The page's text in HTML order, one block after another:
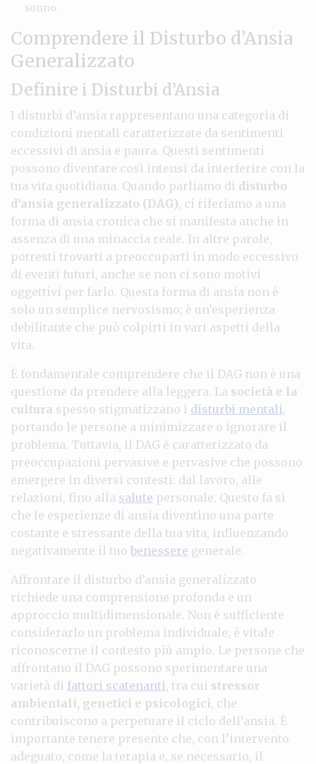
sonno.
Comprendere il Disturbo d’Ansia
Generalizzato
Definire i Disturbi d’Ansia
I disturbi d’ansia rappresentano una categoria di
condizioni mentali caratterizzate da sentimenti
eccessivi di ansia e paura. Questi sentimenti
possono diventare così intensi da interferire con la
tua vita quotidiana. Quando parliamo di disturbo
d’ansia generalizzato (DAG), ci riferiamo a una
forma di ansia cronica che si manifesta anche in
assenza di una minaccia reale. In altre parole,
potresti trovarti a preoccuparti in modo eccessivo
di eventi futuri, anche se non ci sono motivi
oggettivi per farlo. Questa forma di ansia non è
solo un semplice nervosismo; è un’esperienza
debilitante che può colpirti in vari aspetti della
vita.
È fondamentale comprendere che il DAG non è una
questione da prendere alla leggera. La società e la
cultura spesso stigmatizzano i disturbi mentali,
portando le persone a minimizzare o ignorare il
problema. Tuttavia, il DAG è caratterizzato da
preoccupazioni pervasive e pervasive che possono
emergere in diversi contesti: dal lavoro, alle
relazioni, fino alla salute personale. Questo fa sì
che le esperienze di ansia diventino una parte
costante e stressante della tua vita, influenzando
negativamente il tuo benessere generale.
Affrontare il disturbo d’ansia generalizzato
richiede una comprensione profonda e un
approccio multidimensionale. Non è sufficiente
considerarlo un problema individuale; è vitale
riconoscerne il contesto più ampio. Le persone che
affrontano il DAG possono sperimentare una
varietà di fattori scatenanti, tra cui stressor
ambientali, genetici e psicologici, che
contribuiscono a perpetuare il ciclo dell’ansia. È
importante tenere presente che, con l’intervento
adeguato, come la terapia e, se necessario, il